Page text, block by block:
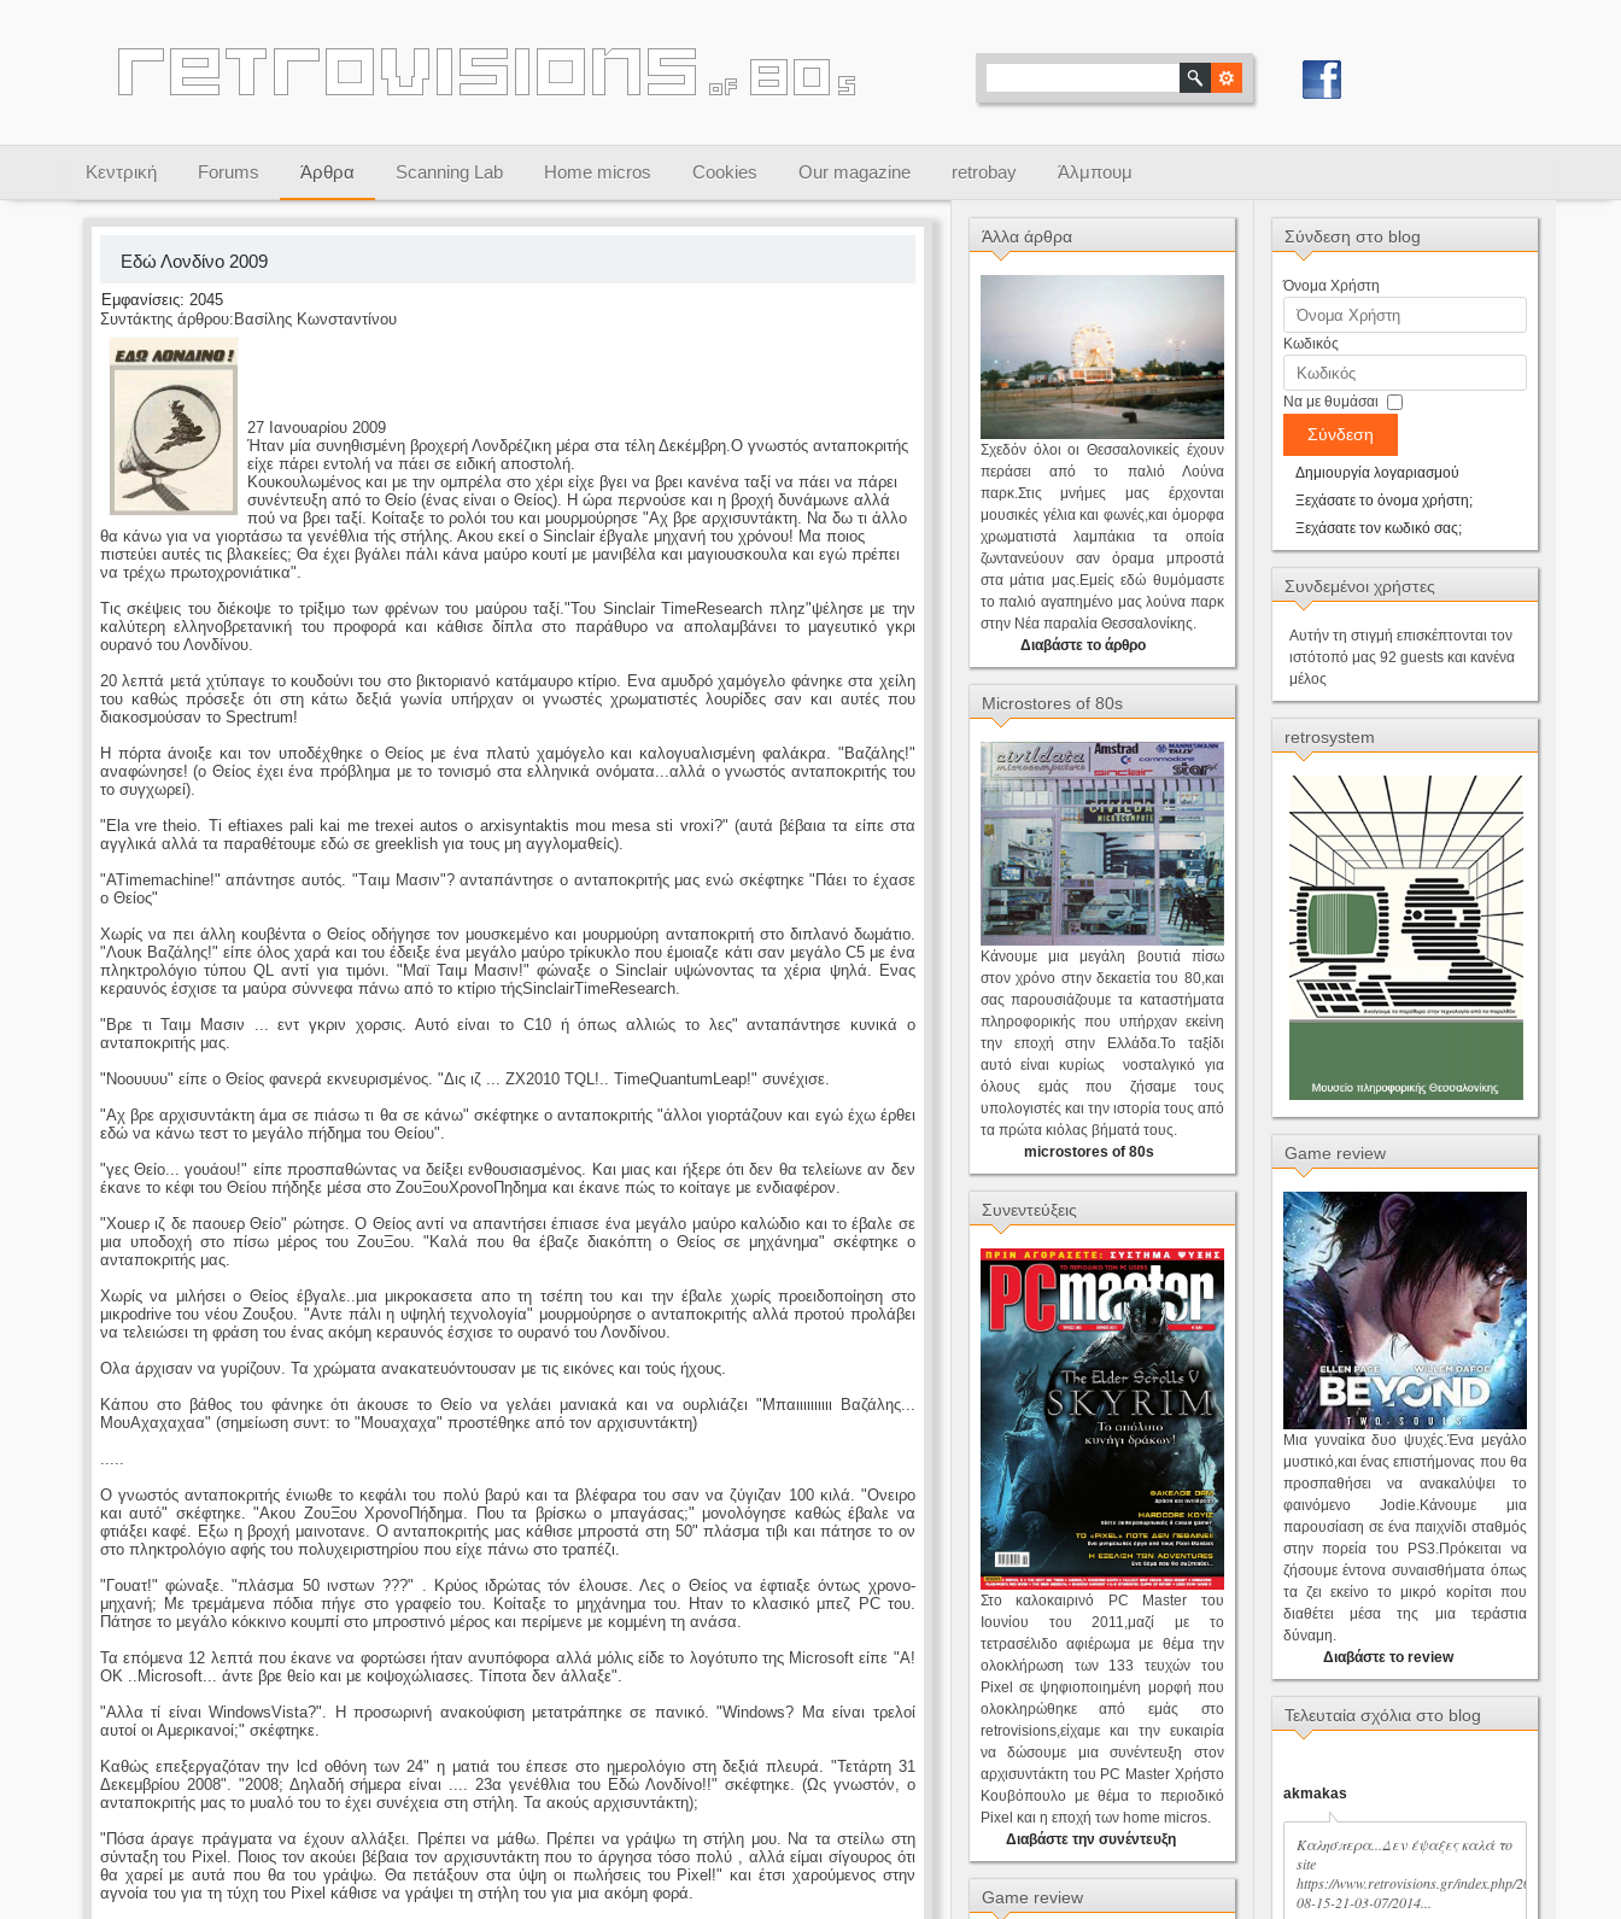
Κεντρική Forums Άρθρα Scanning Lab Home micros Cookies Our magazine retrobay Άλμπουμ
Εδώ Λονδίνο 2009
Εμφανίσεις: 2045
Συντάκτης άρθρου:Βασίλης Κωνσταντίνου
27 Ιανουαρίου 2009
Ήταν μία συνηθισμένη βροχερή Λονδρέζικη μέρα στα τέλη Δεκέμβρη.Ο γνωστός ανταποκριτής
είχε πάρει εντολή να πάει σε ειδική αποστολή.
Κουκουλωμένος και με την ομπρέλα στο χέρι είχε βγει να βρει κανένα ταξί να πάει να πάρει
συνέντευξη από το Θείο (ένας είναι ο Θείος). Η ώρα περνούσε και η βροχή δυνάμωνε αλλά
πού να βρει ταξί. Κοίταξε το ρολόι του και μουρμούρησε "Aχ βρε αρχισυντάκτη. Να δω τι άλλο
θα κάνω για να γιορτάσω τα γενέθλια τής στήλης. Ακου εκεί ο Sinclair έβγαλε μηχανή του χρόνου! Μα ποιος
πιστεύει αυτές τις βλακείες; Θα έχει βγάλει πάλι κάνα μαύρο κουτί με μανιβέλα και μαγιουσκουλα και εγώ πρέπει
να τρέχω πρωτοχρονιάτικα".
Τις σκέψεις του διέκοψε το τρίξιμο των φρένων του μαύρου ταξί."Toυ Sinclair TimeResearch πληz"ψέλησε με την
καλύτερη ελληνοβρετανική του προφορά και κάθισε δίπλα στο παράθυρο να απολαμβάνει το μαγευτικό γκρι
ουρανό του Λονδίνου.
20 λεπτά μετά χτύπαγε το κουδούνι του στο βικτοριανό κατάμαυρο κτίριο. Ενα αμυδρό χαμόγελο φάνηκε στα χείλη
του καθώς πρόσεξε ότι στη κάτω δεξιά γωνία υπήρχαν οι γνωστές χρωματιστές λουρίδες σαν και αυτές που
διακοσμούσαν το Spectrum!
Η πόρτα άνοιξε και τον υποδέχθηκε ο Θείος με ένα πλατύ χαμόγελο και καλογυαλισμένη φαλάκρα. "Bαζάλης!"
αναφώνησε! (ο Θείος έχει ένα πρόβλημα με το τονισμό στα ελληνικά ονόματα...αλλά ο γνωστός ανταποκριτής του
το συγχωρεί).
"Ela vre theio. Ti eftiaxes pali kai me trexei autos o arxisyntaktis mou mesa sti vroxi?" (αυτά βέβαια τα είπε στα
αγγλικά αλλά τα παραθέτουμε εδώ σε greeklish για τους μη αγγλομαθείς).
"ATimemachine!" απάντησε αυτός. "Tαιμ Μασιν"? ανταπάντησε ο ανταποκριτής μας ενώ σκέφτηκε "Πάει το έχασε
ο Θείος"
Χωρίς να πει άλλη κουβέντα ο Θείος οδήγησε τον μουσκεμένο και μουρμούρη ανταποκριτή στο διπλανό δωμάτιο.
"Λουκ Βαζάλης!" είπε όλος χαρά και του έδειξε ένα μεγάλο μαύρο τρίκυκλο που έμοιαζε κάτι σαν μεγάλο C5 με ένα
πληκτρολόγιο τύπου QL αντί για τιμόνι. "Mαϊ Ταιμ Μασιν!" φώναξε ο Sinclair υψώνοντας τα χέρια ψηλά. Ενας
κεραυνός έσχισε τα μαύρα σύννεφα πάνω από το κτίριο τήςSinclairTimeResearch.
"Βρε τι Ταιμ Μασιν ... εντ γκριν χορσις. Αυτό είναι το C10 ή όπως αλλιώς το λες" ανταπάντησε κυνικά ο
ανταποκριτής μας.
"Νοουυυυ" είπε ο Θείος φανερά εκνευρισμένος. "Δις ιζ ... ΖΧ2010 TQL!.. TimeQuantumLeap!" συνέχισε.
"Αχ βρε αρχισυντάκτη άμα σε πιάσω τι θα σε κάνω" σκέφτηκε ο ανταποκριτής "άλλοι γιορτάζουν και εγώ έχω έρθει
εδώ να κάνω τεστ το μεγάλο πήδημα του Θείου".
"γες Θείο... γουάου!" είπε προσπαθώντας να δείξει ενθουσιασμένος. Και μιας και ήξερε ότι δεν θα τελείωνε αν δεν
έκανε το κέφι του Θείου πήδηξε μέσα στο ZoυΞουΧρονοΠηδημα και έκανε πώς το κοίταγε με ενδιαφέρον.
"Xouερ ιζ δε παουερ Θείο" ρώτησε. Ο Θείος αντί να απαντήσει έπιασε ένα μεγάλο μαύρο καλώδιο και το έβαλε σε
μια υποδοχή στο πίσω μέρος του ΖουΞου. "Καλά που θα έβαζε διακόπτη ο Θείος σε μηχάνημα" σκέφτηκε ο
ανταποκριτής μας.
Χωρίς να μιλήσει ο Θείος έβγαλε..μια μικροκασετα απο τη τσέπη του και την έβαλε χωρίς προειδοποίηση στο
μικροdrive του νέου Zουξου. "Αντε πάλι η υψηλή τεχνολογία" μουρμούρησε ο ανταποκριτής αλλά προτού προλάβει
να τελειώσει τη φράση του ένας ακόμη κεραυνός έσχισε το ουρανό του Λονδίνου.
Ολα άρχισαν να γυρίζουν. Τα χρώματα ανακατευόντουσαν με τις εικόνες και τούς ήχους.
Κάπου στο βάθος του φάνηκε ότι άκουσε το Θείο να γελάει μανιακά και να ουρλιάζει "Mπαιιιιιιιιιι Βαζάλης...
ΜουΑχαχαχαα" (σημείωση συντ: το "Μουαχαχα" προστέθηκε από τον αρχισυντάκτη)
.....
Ο γνωστός ανταποκριτής ένιωθε το κεφάλι του πολύ βαρύ και τα βλέφαρα του σαν να ζύγιζαν 100 κιλά. "Oνειρο
και αυτό" σκέφτηκε. "Ακου ZουΞου ΧρονοΠήδημα. Που τα βρίσκω ο μπαγάσας;" μονολόγησε καθώς έβαλε να
φτιάξει καφέ. Εξω η βροχή μαινοτανε. Ο ανταποκριτής μας κάθισε μπροστά στη 50" πλάσμα τιβι και πάτησε το ον
στο πληκτρολόγιο αφής του πολυχειριστηρίου που είχε πάνω στο τραπέζι.
"Γoυατ!" φώναξε. "πλάσμα 50 ινστων ???" . Kρύος ιδρώτας τόν έλουσε. Λες ο Θείος να έφτιαξε όντως χρονο-
μηχανή; Με τρεμάμενα πόδια πήγε στο γραφείο του. Κοίταξε το μηχάνημα του. Ηταν το κλασικό μπεζ PC του.
Πάτησε το μεγάλο κόκκινο κουμπί στο μπροστινό μέρος και περίμενε με κομμένη τη ανάσα.
Τα επόμενα 12 λεπτά που έκανε να φορτώσει ήταν ανυπόφορα αλλά μόλις είδε το λογότυπο της Microsoft είπε "Α!
ΟΚ ..Μicrosoft... άντε βρε θείο και με κοψοχώλιασες. Τίποτα δεν άλλαξε".
"Αλλα τί είναι WindowsVista?". Η προσωρινή ανακούφιση μετατράπηκε σε πανικό. "Windows? Μα είναι τρελοί
αυτοί οι Αμερικανοί;" σκέφτηκε.
Καθώς επεξεργαζόταν την lcd οθόνη των 24" η ματιά του έπεσε στο ημερολόγιο στη δεξιά πλευρά. "Τετάρτη 31
Δεκεμβρίου 2008". "2008; Δηλαδή σήμερα είναι .... 23α γενέθλια του Εδώ Λονδίνο!!" σκέφτηκε. (Ως γνωστόν, ο
ανταποκριτής μας το μυαλό του το έχει συνέχεια στη στήλη. Τα ακούς αρχισυντάκτη);
"Πόσα άραγε πράγματα να έχουν αλλάξει. Πρέπει να μάθω. Πρέπει να γράψω τη στήλη μου. Να τα στείλω στη
σύνταξη του Pixel. Ποιος τον ακούει βέβαια τον αρχισυντάκτη που το άργησα τόσο πολύ , αλλά είμαι σίγουρος ότι
θα χαρεί με αυτά που θα του γράψω. Θα πετάξουν στα ύψη οι πωλήσεις του Pixel!" και έτσι χαρούμενος στην
αγνοία του για τη τύχη του Pixel κάθισε να γράψει τη στήλη του για μια ακόμη φορά.
Άλλα άρθρα
Σχεδόν όλοι οι Θεσσαλονικείς έχουν
περάσει από το παλιό Λούνα
παρκ.Στις μνήμες μας έρχονται
μουσικές γέλια και φωνές,και όμορφα
χρωματιστά λαμπάκια τα οποία
ζωντανεύουν σαν όραμα μπροστά
στα μάτια μας.Εμείς εδώ θυμόμαστε
το παλιό αγαπημένο μας λούνα παρκ
στην Νέα παραλία Θεσσαλονίκης.
Διαβάστε το άρθρο
Microstores of 80s
Κάνουμε μια μεγάλη βουτιά πίσω
στον χρόνο στην δεκαετία του 80,και
σας παρουσιάζουμε τα καταστήματα
πληροφορικής που υπήρχαν εκείνη
την εποχή στην Ελλάδα.Το ταξίδι
αυτό είναι κυρίως νοσταλγικό για
όλους εμάς που ζήσαμε τους
υπολογιστές και την ιστορία τους από
τα πρώτα κιόλας βήματά τους.
microstores of 80s
Συνεντεύξεις
Στο καλοκαιρινό PC Master του
Ιουνίου του 2011,μαζί με το
τετρασέλιδο αφιέρωμα με θέμα την
ολοκλήρωση των 133 τευχών του
Pixel σε ψηφιοποιημένη μορφή που
ολοκληρώθηκε από εμάς στο
retrovisions,είχαμε και την ευκαιρία
να δώσουμε μια συνέντευξη στον
αρχισυντάκτη του PC Master Χρήστο
Κουβόπουλο με θέμα το περιοδικό
Pixel και η εποχή των home micros.
Διαβάστε την συνέντευξη
Game review
Σύνδεση στο blog
Όνομα Χρήστη
Κωδικός
Να με θυμάσαι
Σύνδεση
Δημιουργία λογαριασμού
Ξεχάσατε το όνομα χρήστη;
Ξεχάσατε τον κωδικό σας;
Συνδεμένοι χρήστες
Αυτήν τη στιγμή επισκέπτονται τον
ιστότοπό μας 92 guests και κανένα
μέλος
retrosystem
Game review
Μια γυναίκα δυο ψυχές.Ένα μεγάλο
μυστικό,και ένας επιστήμονας που θα
προσπαθήσει να ανακαλύψει το
φαινόμενο Jodie.Κάνουμε μια
παρουσίαση σε ένα παιχνίδι σταθμός
στην πορεία του PS3.Πρόκειται να
ζήσουμε έντονα συναισθήματα όπως
τα ζει εκείνο το μικρό κορίτσι που
διαθέτει μέσα της μια τεράστια
δύναμη.
Διαβάστε το review
Τελευταία σχόλια στο blog
akmakas
Καλησπερα...Δεν έψαξες καλά το
site
https://www.retrovisions.gr/index.php/2014-
08-15-21-03-07/2014...